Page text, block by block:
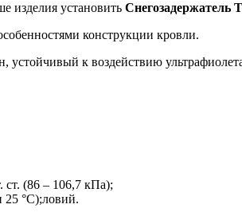
изделия установить Снегозадержатель
конструкции кровли.
к воздействию
ст. (86 – 106,7 кПа);
25 °С);ловий.